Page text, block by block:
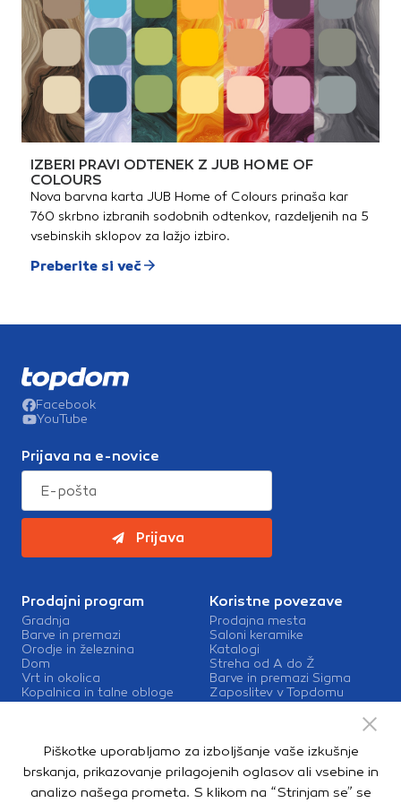
IZBERI PRAVI ODTENEK Z JUB HOME OF
COLOURS
Nova barvna karta JUB Home of Colours prinaša kar
760 skrbno izbranih sodobnih odtenkov, razdeljenih na 5
vsebinskih sklopov za lažjo izbiro.
Preberite si več
Facebook
YouTube
Prijava na e-novice
Prijava
Prodajni program
Gradnja
Barve in premazi
Orodje in železnina
Dom
Vrt in okolica
Kopalnica in talne obloge
Koristne povezave
Prodajna mesta
Saloni keramike
Katalogi
Streha od A do Ž
Barve in premazi Sigma
Zaposlitev v Topdomu
Kontakt
Izris kopalnic
Mešalnice barv
Dostava
Piškotke uporabljamo za izboljšanje vaše izkušnje
brskanja, prikazovanje prilagojenih oglasov ali vsebine in
analizo našega prometa. S klikom na “Strinjam se” se